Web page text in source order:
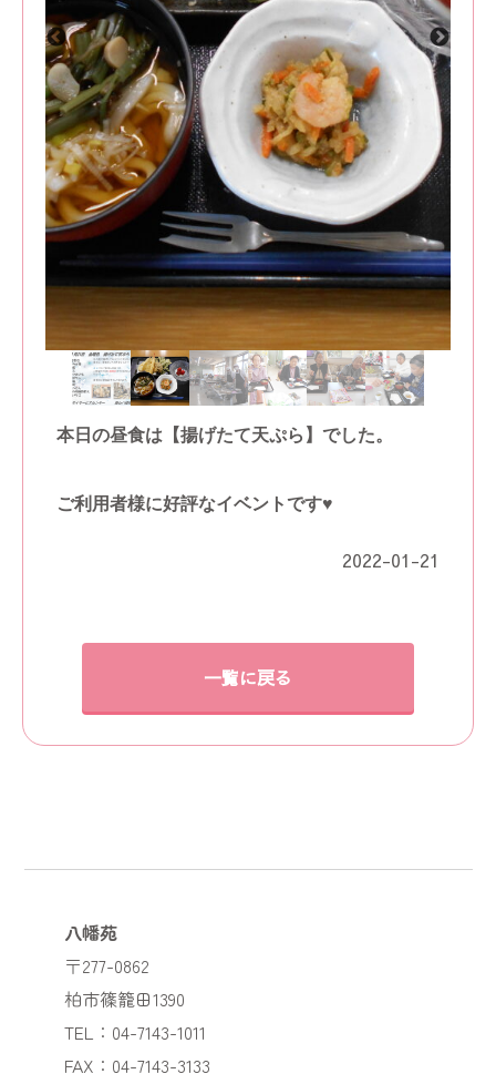
本日の昼食は【揚げたて天ぷら】でした。
ご利用者様に好評なイベントです♥
2022-01-21
一覧に戻る
八幡苑
〒277-0862
柏市篠籠田1390
TEL：04-7143-1011
FAX：04-7143-3133